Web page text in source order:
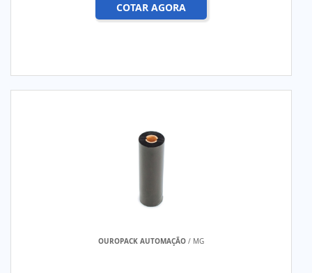
COTAR AGORA
OUROPACK AUTOMAÇÃO / MG